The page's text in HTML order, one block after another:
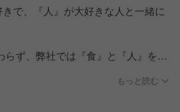
で、『人』が大好きな人と一緒に
らず、弊社では『食』と『人』を大
経営理念にもある《人々にパワー
もっと読む